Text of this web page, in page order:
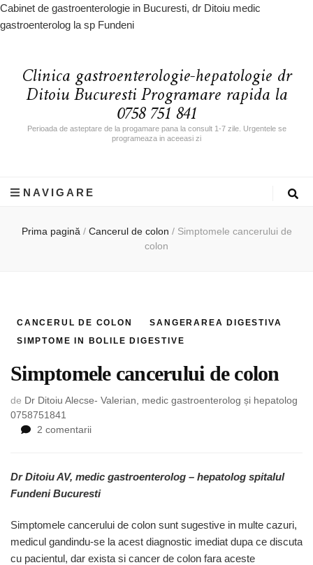
Cabinet de gastroenterologie in Bucuresti, dr Ditoiu medic
gastroenterolog la sp Fundeni
Clinica gastroenterologie-hepatologie dr
Ditoiu Bucuresti Programare rapida la
0758 751 841
Perioada de asteptare de la progamare pana la consult 1-7 zile. Urgentele se
programeaza in aceeasi zi
NAVIGARE
Prima pagină / Cancerul de colon / Simptomele cancerului de
colon
CANCERUL DE COLON
SANGERAREA DIGESTIVA
SIMPTOME IN BOLILE DIGESTIVE
Simptomele cancerului de colon
de Dr Ditoiu Alecse- Valerian, medic gastroenterolog și hepatolog
0758751841
2 comentariila
de
colon
Dr Ditoiu AV, medic gastroenterolog – hepatolog spitalul
Fundeni Bucuresti
Simptomele cancerului de colon sunt sugestive in multe cazuri,
medicul gandindu-se la acest diagnostic imediat dupa ce discuta
cu pacientul, dar exista si cancer de colon fara aceste